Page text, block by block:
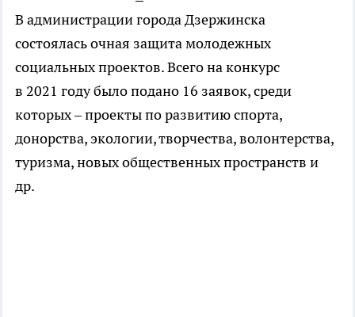
В администрации города Дзержинска
состоялась очная защита молодежных
социальных проектов. Всего на конкурс
в 2021 году было подано 16 заявок, среди
которых – проекты по развитию спорта,
донорства, экологии, творчества, волонтерства,
туризма, новых общественных пространств и
др.